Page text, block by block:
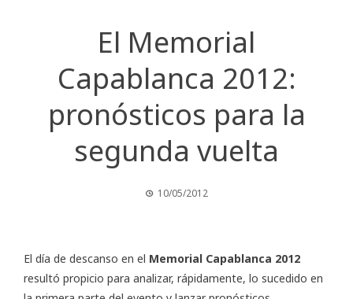
El Memorial
Capablanca 2012:
pronósticos para la
segunda vuelta
10/05/2012
El día de descanso en el Memorial Capablanca 2012
resultó propicio para analizar, rápidamente, lo sucedido en